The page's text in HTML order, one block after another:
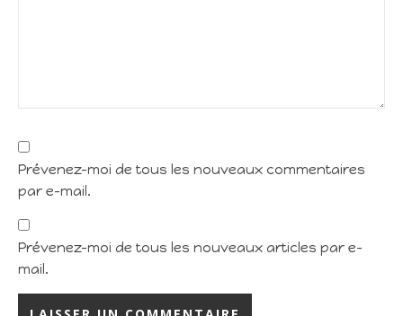
Prévenez-moi de tous les nouveaux commentaires
par e-mail.
Prévenez-moi de tous les nouveaux articles par e-
mail.